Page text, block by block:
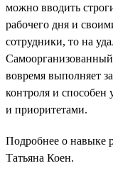
можно вводить
рабочего дня и
сотрудники, то на
вовремя выполняет
контроля и способен
и приоритетами.
Подробнее о навыке
Татьяна Коен.